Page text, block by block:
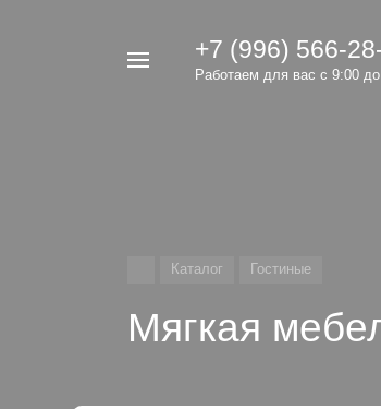
+7 (996) 566-
Работаем для вас с 9:00
Каталог Гостиные
Мягкая